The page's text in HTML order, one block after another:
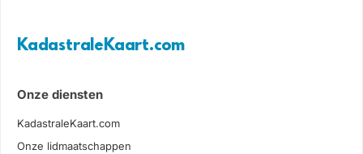
KadastraleKaart.com
Onze diensten
KadastraleKaart.com
Onze lidmaatschappen